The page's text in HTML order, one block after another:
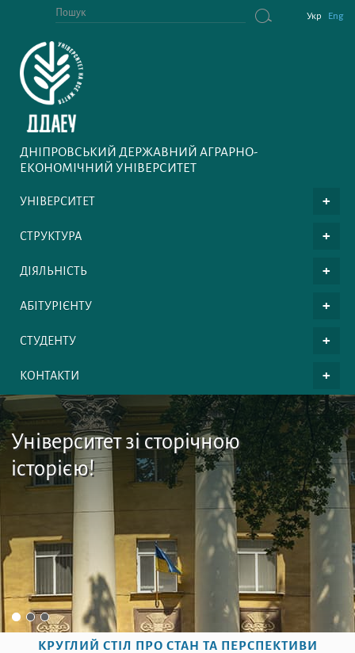
Укр Eng
ДНІПРОВСЬКИЙ ДЕРЖАВНИЙ АГРАРНО-
ЕКОНОМІЧНИЙ УНІВЕРСИТЕТ
УНІВЕРСИТЕТ
СТРУКТУРА
ДІЯЛЬНІСТЬ
АБІТУРІЄНТУ
СТУДЕНТУ
КОНТАКТИ
зі сторічною
КРУГЛИЙ СТІЛ ПРО СТАН ТА ПЕРСПЕКТИВИ